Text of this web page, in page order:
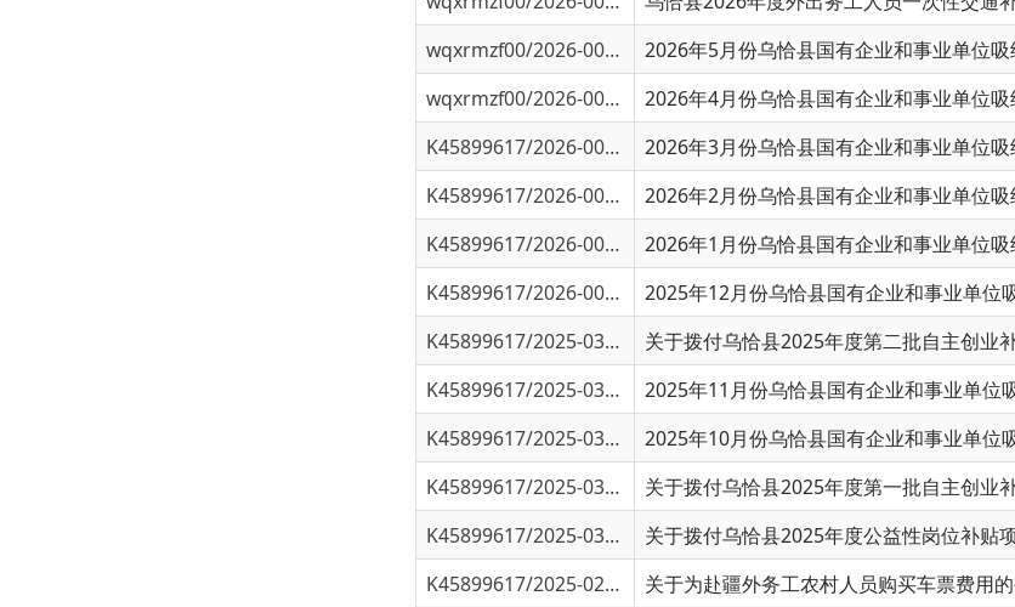
K45899617/2026-00689
2026年3月份乌恰县国有企业和事业单位吸纳高...
K45899617/2026-00519 2026年2月份乌恰县国有企业和事业单位吸纳高...
2026年1月份乌恰县国有企业和事业单位吸纳高...
K45899617/2026-00349 2025年12月份乌恰县国有企业和事业单位吸纳...
K45899617/2025-03405 关于拨付乌恰县2025年度第二批自主创业补助...
K45899617/2025-03357
2025年11月份乌恰县国有企业和事业单位吸纳...
K45899617/2025-03355 2025年10月份乌恰县国有企业和事业单位吸纳...
K45899617/2025-03360 关于拨付乌恰县2025年度第一批自主创业补助...
K45899617/2025-03010 关于拨付乌恰县2025年度公益性岗位补贴项目...
K45899617/2025-02974
关于为赴疆外务工农村人员购买车票费用的公...
首页 上一页 1 2 3 下一页 尾页 共 88 条
地州市政府